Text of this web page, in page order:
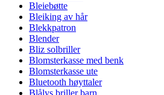
Bleiebøtte
Bleiking av hår
Blekkpatron
Blender
Bliz solbriller
Blomsterkasse med benk
Blomsterkasse ute
Bluetooth høyttaler
Blålys briller barn